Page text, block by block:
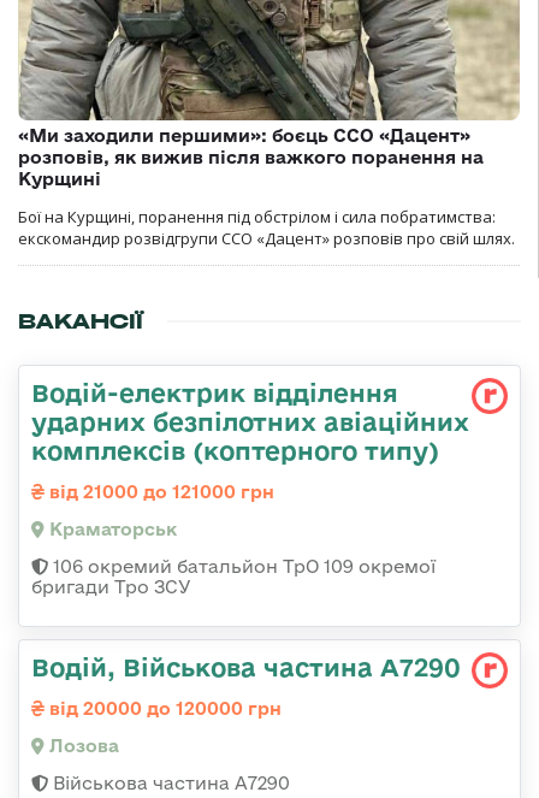
«Ми заходили першими»: боєць ССО «Дацент»
розповів, як вижив після важкого поранення на
Курщині
Бої на Курщині, поранення під обстрілом і сила побратимства:
екскомандир розвідгрупи ССО «Дацент» розповів про свій шлях.
ВАКАНСІЇ
Водій-електрик відділення
ударних безпілотних авіаційних
комплексів (коптерного типу)
від 21000 до 121000 грн
Краматорськ
106 окремий батальйон ТрО 109 окремої
бригади Тро ЗСУ
Водій, Військова частина А7290
від 20000 до 120000 грн
Лозова
Військова частина А7290